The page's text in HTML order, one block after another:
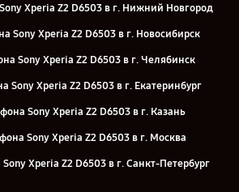
Xperia Z2 D6503 в г. Нижний Новгород
Sony Xperia Z2 D6503 в г. Новосибирск
Sony Xperia Z2 D6503 в г. Челябинск
Sony Xperia Z2 D6503 в г. Екатеринбург
Sony Xperia Z2 D6503 в г. Казань
Sony Xperia Z2 D6503 в г. Москва
Xperia Z2 D6503 в г. Санкт-Петербург